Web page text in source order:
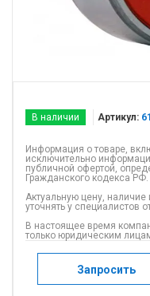
В наличии Артикул:
Информация о товаре,
исключительно
публичной офертой,
Гражданского кодекса РФ.
Актуальную цену, наличие
уточнять у специалистов
В настоящее время
только юридическим
Запросить